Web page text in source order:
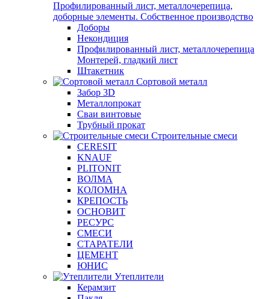
Профилированный лист, металлочерепица,
доборные элементы. Собственное производство
Доборы
Некондиция
Профилированный лист, металлочерепица
Монтерей, гладкий лист
Штакетник
Сортовой металл
Забор 3D
Металлопрокат
Сваи винтовые
Трубный прокат
Строительные смеси
CERESIT
KNAUF
PLITONIT
ВОЛМА
КОЛОМНА
КРЕПОСТЬ
ОСНОВИТ
РЕСУРС
СМЕСИ
СТАРАТЕЛИ
ЦЕМЕНТ
ЮНИС
Утеплители
Керамзит